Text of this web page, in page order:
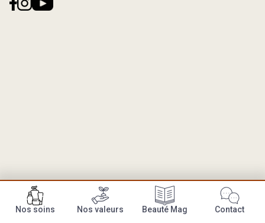
Nos soins Nos valeurs Beauté Mag Contact